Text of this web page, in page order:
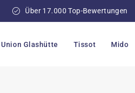
Über 17.000 Top-Bewertungen
Union Glashütte Tissot Mido